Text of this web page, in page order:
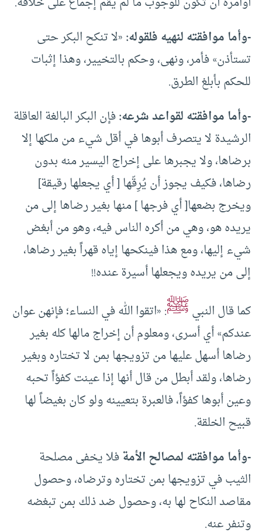
-وأما موافقته لنهيه فلقوله:«لا تنكح البكر حتى
تستأذن» فأمر، ونهى، وحكم بالتخيير، وهذا إثبات
للحكم بأبلغ الطرق.
-وأما موافقته لقواعد شرعه:فإن البكر البالغة العاقلة
الرشيدة لا يتصرف أبوها في أقل شيء من ملكها إلا
برضاها، ولا يجبرها على إخراج اليسير منه بدون
رضاها، فكيف يجوز أن يُرِقّها [ أي يجعلها رقيقة]
ويخرج بضعها[ أي فرجها ] منها بغير رضاها إلى من
يريده هو، وهي من أكره الناس فيه، وهو من أبغض
شيء إليها، ومع هذا فينكحها إياه قهراً بغير رضاها،
إلى من يريده ويجعلها أسيرة عنده!!
كما قال النبيﷺ: «اتقوا الله في النساء؛ فإنهن عوان
عندكم» أي أسرى، ومعلوم أن إخراج مالها كله بغير
رضاها أسهل عليها من تزويجها بمن لا تختاره وبغير
رضاها، ولقد أبطل من قال أنها إذا عينت كفؤاً تحبه
وعين أبوها كفؤاً، فالعبرة بتعيينه ولو كان بغيضاً لها
قبيح الخلقة.
-وأما موافقته لمصالح الأمةفلا يخفى مصلحة
الثيب في تزويجها بمن تختاره وترضاه، وحصول
مقاصد النكاح لها به، وحصول ضد ذلك بمن تبغضه
وتنفر عنه.